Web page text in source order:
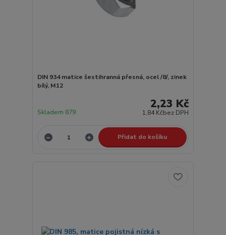
DIN 934 matice šestihranná přesná, ocel /8/, zinek
bílý, M12
2,23 Kč
1,84 Kčbez DPH
Skladem 879
Přidat do košíku